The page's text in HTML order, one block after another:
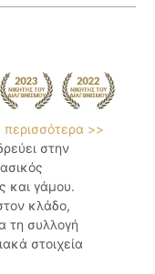
περισσότερα >>
στην
και γάμου.
κλάδο,
τη συλλογή
στοιχεία